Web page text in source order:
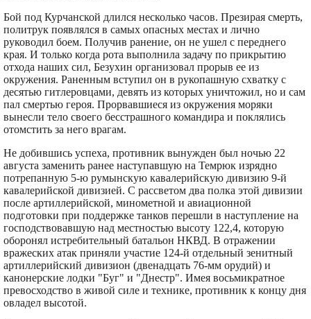
Бой под Курчанской длился несколько часов. Презирая смерть,
политрук появлялся в самых опасных местах и лично
руководил боем. Получив ранение, он не ушел с переднего
края. И только когда рота выполнила задачу по прикрытию
отхода наших сил, Безухин организовал прорыв ее из
окружения. Раненным вступил он в рукопашную схватку с
десятью гитлеровцами, девять из которых уничтожил, но и сам
пал смертью героя. Прорвавшиеся из окружения моряки
вынесли тело своего бесстрашного командира и поклялись
отомстить за него врагам.
Не добившись успеха, противник вынужден был ночью 22
августа заменить ранее наступавшую на Темрюк изрядно
потрепанную 5-ю румынскую кавалерийскую дивизию 9-й
кавалерийской дивизией. С рассветом два полка этой дивизии
после артиллерийской, минометной и авиационной
подготовки при поддержке танков перешли в наступление на
господствовавшую над местностью высоту 122,4, которую
оборонял истребительный батальон НКВД. В отражении
вражеских атак приняли участие 124-й отдельный зенитный
артиллерийский дивизион (двенадцать 76-мм орудий) и
канонерские лодки "Буг" и "Днестр". Имея восьмикратное
превосходство в живой силе и технике, противник к концу дня
овладел высотой.